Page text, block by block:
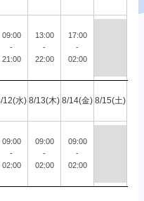
09:00
-
21:00
13:00
-
22:00
17:00
-
02:00
12(水) 8/13(木) 8/14(金) 8/15(土)
09:00
-
02:00
09:00
-
02:00
09:00
-
02:00